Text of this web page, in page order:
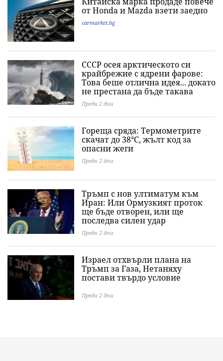
от Honda и Mazda взети заедно
carmarket.bg
СССР осея арктическото си
крайбрежие с ядрени фарове:
Това беше отлична идея... докато
не престана да бъде такава
Преди 2 дни
Гореща сряда: Термометрите
скачат до 38°C, жълт код за
опасни жеги
Преди 2 дни
Тръмп с нов ултиматум към
Иран: Или Ормузкият проток
ще бъде отворен, или ще
последва силен удар
Преди 2 дни
Израел отхвърли плана на
Тръмп за Газа, Нетаняху
постави твърдо условие
Преди 2 дни